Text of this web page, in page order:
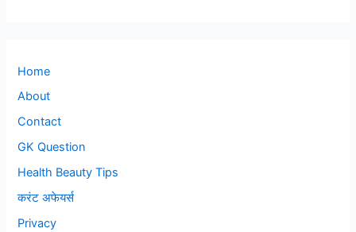
Home
About
Contact
GK Question
Health Beauty Tips
करंट अफेयर्स
Privacy